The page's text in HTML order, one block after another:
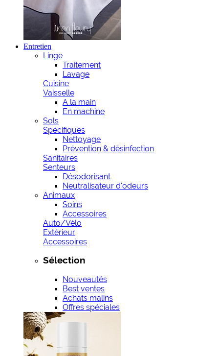
Entretien
Linge
Traitement
Lavage
Cuisine
Vaisselle
A la main
En machine
Sols
Spécifiques
Nettoyage
Prévention & désinfection
Sanitaires
Senteurs
Désodorisant
Neutralisateur d'odeurs
Animaux
Soins
Accessoires
Auto/Vélo
Extérieur
Accessoires
Sélection
Nouveautés
Best ventes
Achats malins
Offres spéciales